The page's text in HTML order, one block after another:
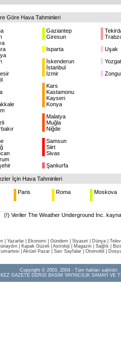
Göre Hava Tahminleri
Gaziantep
Giresun
Isparta
Uşak
İskenderun
Yozgat
İstanbul
İzmir
Kars
Kastamonu
Kayseri
Konya
Malatya
Muğla
Niğde
Samsun
Siirt
Sivas
Şanlıurfa
İçin Hava Tahminleri
Paris Roma Moskova
(!) Veriler The Weather Underground Inc.
Yazarlar Ekonomi Gündem Siyaset Dünya |
Kapak Güzeli Astroloji Magazin Sağlık
| Aktüel Pazar| Sarı Sayfalar| Otomobil
Copyright © 2003, 2004 - Tüm hakları saklıdır.
GAZETE DERGİ BASIM YAYINCILIK SANAYİ VE